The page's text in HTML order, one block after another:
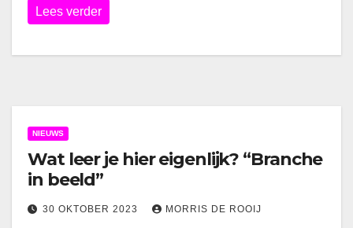
Lees verder
NIEUWS
Wat leer je hier eigenlijk? “Branche
in beeld”
30 OKTOBER 2023 MORRIS DE ROOIJ